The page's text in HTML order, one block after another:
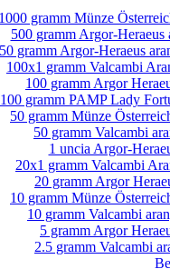
1000 gramm Münze
500 gramm Argor-Heraeus
gramm Argor-Heraeus
100x1 gramm Valcambi
100 gramm Argor
100 gramm PAMP Lady
50 gramm Münze
50 gramm Valcambi
1 uncia Argor-
20x1 gramm Valcambi
20 gramm Argor
10 gramm Münze
10 gramm Valcambi
5 gramm Argor
2.5 gramm Valcambi